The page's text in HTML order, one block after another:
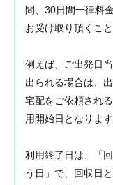
間、30日間一律料
お受け取り頂くこ
例えば、ご出発日
出られる場合は、
宅配をご依頼され
用開始日となります
利用終了日は、「
う日」で、回収日と